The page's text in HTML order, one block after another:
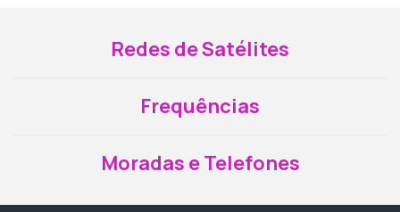
Redes de Satélites
Frequências
Moradas e Telefones